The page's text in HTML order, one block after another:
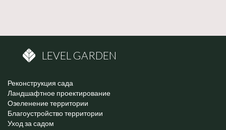
LEVEL GARDEN
Реконструкция сада
Ландшафтное проектирование
Озеленение территории
Благоустройство территории
Уход за садом